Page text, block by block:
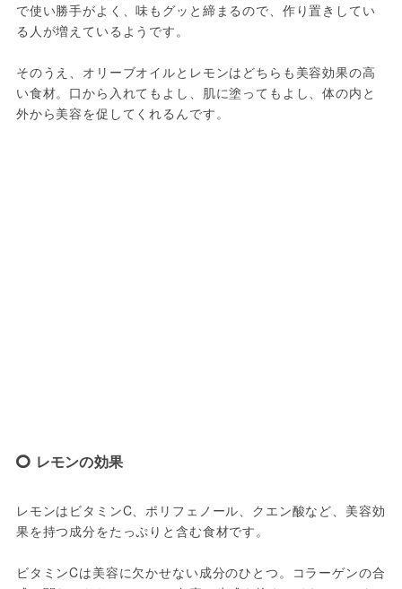
で使い勝手がよく、味もグッと締まるので、作り置きしてい
る人が増えているようです。
そのうえ、オリーブオイルとレモンはどちらも美容効果の高
い食材。口から入れてもよし、肌に塗ってもよし、体の内と
外から美容を促してくれるんです。
レモンの効果
レモンはビタミンC、ポリフェノール、クエン酸など、美容効
果を持つ成分をたっぷりと含む食材です。
ビタミンCは美容に欠かせない成分のひとつ。コラーゲンの合